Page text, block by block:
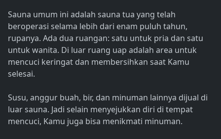
Sauna umum ini adalah sauna tua yang telah
beroperasi selama lebih dari enam puluh tahun,
rupanya. Ada dua ruangan: satu untuk pria dan satu
untuk wanita. Di luar ruang uap adalah area untuk
mencuci keringat dan membersihkan saat Kamu
selesai.
Susu, anggur buah, bir, dan minuman lainnya dijual di
luar sauna. Jadi selain menyejukkan diri di tempat
mencuci, Kamu juga bisa menikmati minuman.